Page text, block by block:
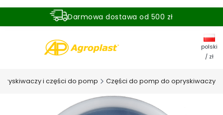
Darmowa dostawa od 500 zł
polski
/ zł
i części do pomp Części do pomp do opryskiwaczy